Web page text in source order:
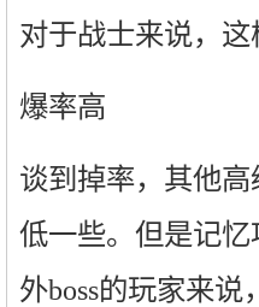
对于战士来说，
爆率高
谈到掉率，其他
低一些。但是记
外boss的玩家来